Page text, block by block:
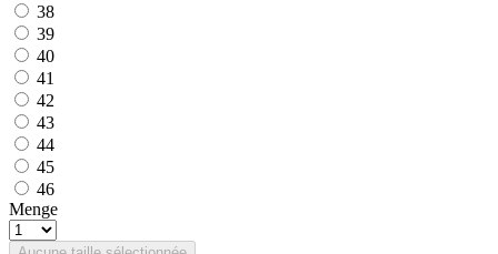
38
39
40
41
42
43
44
45
46
Menge